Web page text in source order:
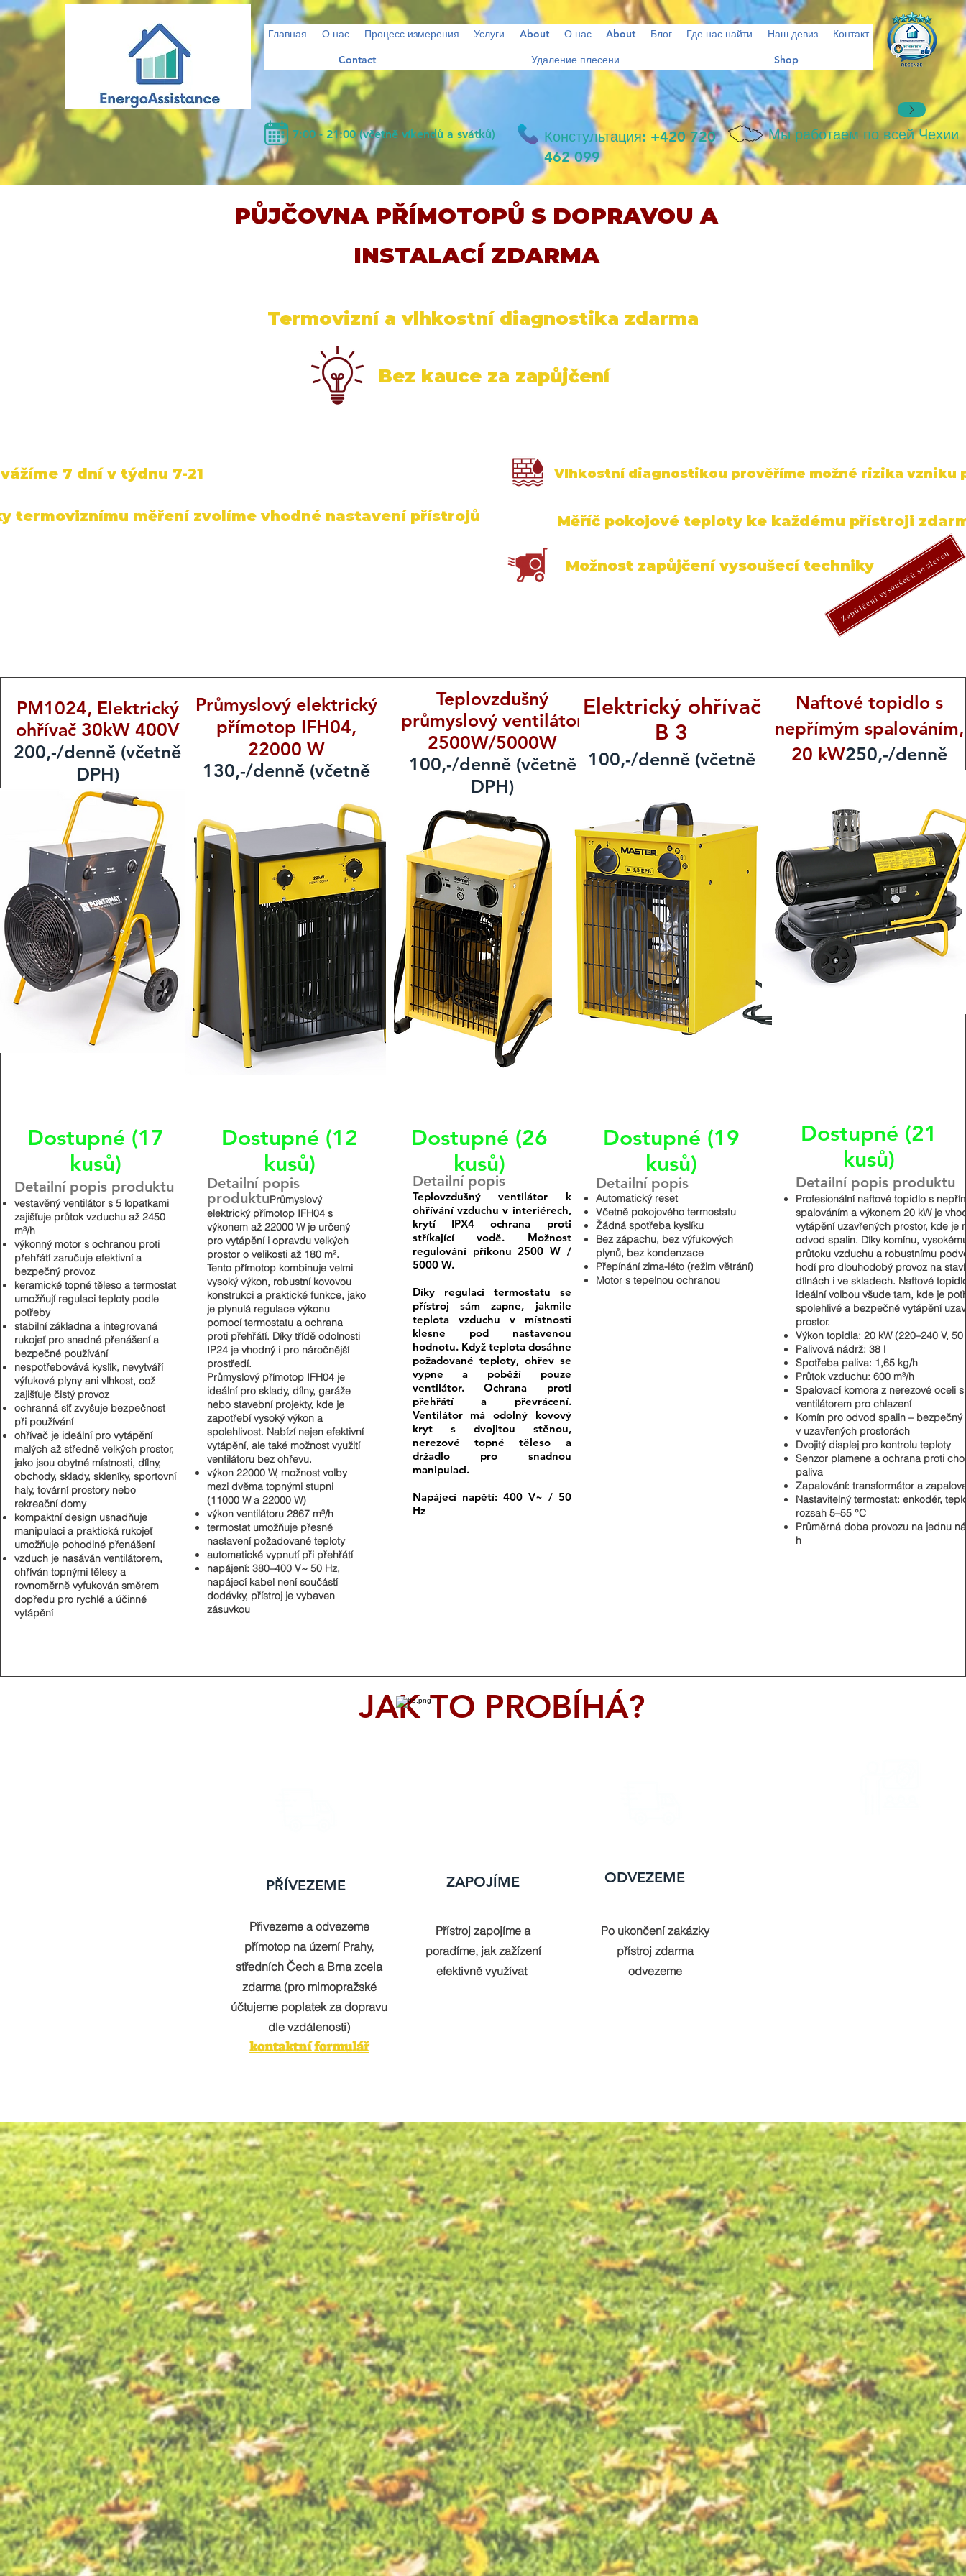
Главная О нас Процесс измерения Услуги About О нас About Блог Где нас найти Наш девиз
Контакт
Contact
Удаление плесени Shop
7:00 - 21:00 (včetně víkendů a svátků)
Констультация: +420 720
462 099
Мы работаем по всей Чехии
PŮJČOVNA PŘÍMOTOPŮ S DOPRAVOU A
INSTALACÍ ZDARMA
Termovizní a vlhkostní diagnostika zdarma
Bez kauce za zapůjčení
7 dní v týdnu 7-21 Vlhkostní diagnostikou prověříme možné rizika vzniku
termoviznímu měření zvolíme vhodné nastavení přístrojů Měříč pokojové teploty ke každému přístroji
Možnost zapůjčení vysoušecí technikyZapůjčení vysoušečů se slevou
PM1024, Elektrický
ohřívač 30kW 400V
200,-/denně (včetně
DPH)
Dostupné (17
kusů)
Detailní popis produktu
vestavěný ventilátor s 5 lopatkami
zajišťuje průtok vzduchu až 2450
m³/h
výkonný motor s ochranou proti
přehřátí zaručuje efektivní a
bezpečný provoz
keramické topné těleso a termostat
umožňují regulaci teploty podle
potřeby
stabilní základna a integrovaná
rukojeť pro snadné přenášení a
bezpečné používání
nespotřebovává kyslík, nevytváří
výfukové plyny ani vlhkost, což
zajišťuje čistý provoz
ochranná síť zvyšuje bezpečnost
při používání
ohřívač je ideální pro vytápění
malých až středně velkých prostor,
jako jsou obytné místnosti, dílny,
obchody, sklady, skleníky, sportovní
haly, tovární prostory nebo
rekreační domy
kompaktní design usnadňuje
manipulaci a praktická rukojeť
umožňuje pohodlné přenášení
vzduch je nasáván ventilátorem,
ohříván topnými tělesy a
rovnoměrně vyfukován směrem
dopředu pro rychlé a účinné
vytápění
Průmyslový elektrický
přímotop IFH04,
22000 W
130,-/denně (včetně
Dostupné (12
kusů)
Detailní popis
produktuPrůmyslový
elektrický přímotop IFH04 s
výkonem až 22000 W je určený
pro vytápění i opravdu velkých
prostor o velikosti až 180 m².
Tento přímotop kombinuje velmi
vysoký výkon, robustní kovovou
konstrukci a praktické funkce, jako
je plynulá regulace výkonu
pomocí termostatu a ochrana
proti přehřátí. Díky třídě odolnosti
IP24 je vhodný i pro náročnější
prostředí.
Průmyslový přímotop IFH04 je
ideální pro sklady, dílny, garáže
nebo stavební projekty, kde je
zapotřebí vysoký výkon a
spolehlivost. Nabízí nejen efektivní
vytápění, ale také možnost využití
ventilátoru bez ohřevu.
výkon 22000 W, možnost volby
mezi dvěma topnými stupni
(11000 W a 22000 W)
výkon ventilátoru 2867 m³/h
termostat umožňuje přesné
nastavení požadované teploty
automatické vypnutí při přehřátí
napájení: 380–400 V~ 50 Hz,
napájecí kabel není součástí
dodávky, přístroj je vybaven
zásuvkou
Teplovzdušný
průmyslový ventilátor
2500W/5000W
100,-/denně (včetně
DPH)
Dostupné (26
kusů)
Detailní popis
Teplovzdušný ventilátor k
ohřívání vzduchu v interiérech,
krytí IPX4 ochrana proti
stříkající vodě. Možnost
regulování příkonu 2500 W /
5000 W.
Díky regulaci termostatu se
přístroj sám zapne, jakmile
teplota vzduchu v místnosti
klesne pod nastavenou
hodnotu. Když teplota dosáhne
požadované teploty, ohřev se
vypne a poběží pouze
ventilátor. Ochrana proti
přehřátí a převrácení.
Ventilátor má odolný kovový
kryt s dvojitou stěnou,
nerezové topné těleso a
držadlo pro snadnou
manipulaci.
Napájecí napětí: 400 V~ / 50
Hz
Elektrický ohřívač
B 3
100,-/denně (včetně
Dostupné (19
kusů)
Detailní popis
Automatický reset
Včetně pokojového termostatu
Žádná spotřeba kyslíku
Bez zápachu, bez výfukových
plynů, bez kondenzace
Přepínání zima-léto (režim větrání)
Motor s tepelnou ochranou
Naftové topidlo s
nepřímým spalováním,
20 kW250,-/denně
Dostupné (21
kusů)
Detailní popis produktu
Profesionální naftové topidlo s
spalováním a výkonem 20 kW je
vytápění uzavřených prostor, kde je
odvod spalin. Díky komínu,
průtoku vzduchu a robustnímu
hodí pro dlouhodobý provoz na
dílnách i ve skladech. Naftové
ideální volbou všude tam, kde je
spolehlivé a bezpečné vytápění
prostor.
Výkon topidla: 20 kW (220–240 V, 50
Palivová nádrž: 38 l
Spotřeba paliva: 1,65 kg/h
Průtok vzduchu: 600 m³/h
Spalovací komora z nerezové oceli s
ventilátorem pro chlazení
Komín pro odvod spalin – bezpečný
v uzavřených prostorách
Dvojitý displej pro kontrolu teploty
Senzor plamene a ochrana proti
paliva
Zapalování: transformátor a
Nastavitelný termostat: enkodér,
rozsah 5–55 °C
Průměrná doba provozu na jednu
h
JAK TO PROBÍHÁ?
PŘÍVEZEME
Přivezeme a odvezeme
přímotop na území Prahy,
středních Čech a Brna zcela
zdarma (pro mimopražské
účtujeme poplatek za dopravu
dle vzdálenosti)
kontaktní formulář
ZAPOJÍME
Přístroj zapojíme a
poradíme, jak zažízení
efektivně využívat
ODVEZEME
Po ukončení zakázky
přístroj zdarma
odvezeme